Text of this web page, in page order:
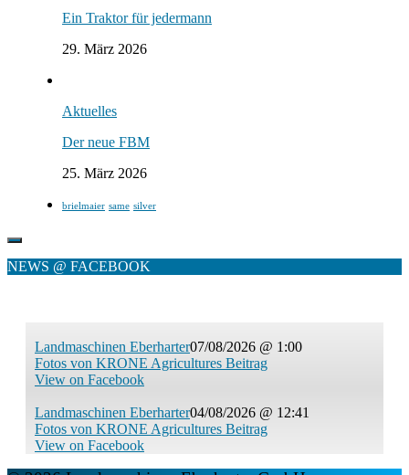
Ein Traktor für jedermann
29. März 2026
Aktuelles
Der neue FBM
25. März 2026
brielmaier same silver
NEWS @ FACEBOOK
Landmaschinen Eberharter07/08/2026 @ 1:00
Fotos von KRONE Agricultures Beitrag
View on Facebook
Landmaschinen Eberharter04/08/2026 @ 12:41
Fotos von KRONE Agricultures Beitrag
View on Facebook